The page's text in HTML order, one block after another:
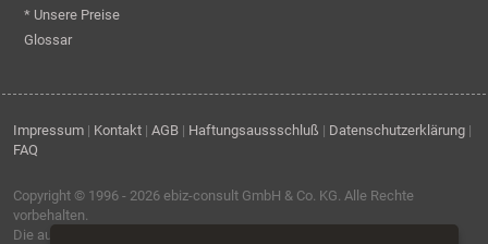
* Unsere Preise
Glossar
Impressum | Kontakt | AGB | Haftungsaussschluß | Datenschutzerklärung |
FAQ
Copyright © 1996 - 2026 ebiz-consult GmbH & Co. KG . Alle Rechte
vorbehalten.
Die auf dieser Seite verwendeten Produktbezeichnungen, Namen und